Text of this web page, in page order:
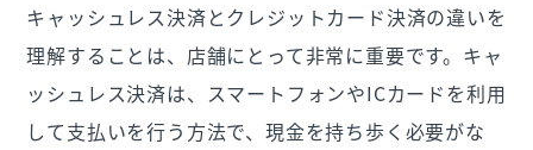
キャッシュレス決済とクレジットカード決済の違いを
理解することは、店舗にとって非常に重要です。キャ
ッシュレス決済は、スマートフォンやICカードを利用
して支払いを行う方法で、現金を持ち歩く必要がな